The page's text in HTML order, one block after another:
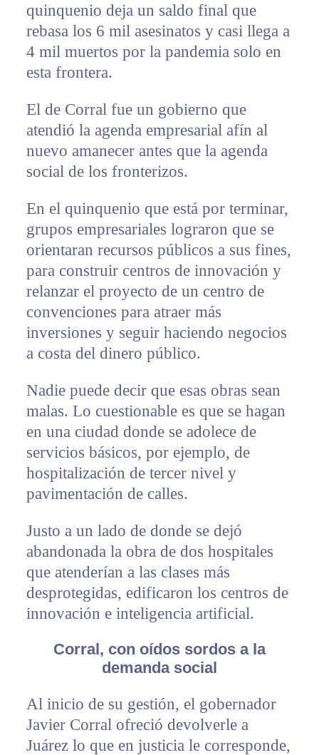
quinquenio deja un saldo final que
rebasa los 6 mil asesinatos y casi llega a
4 mil muertos por la pandemia solo en
esta frontera.
El de Corral fue un gobierno que
atendió la agenda empresarial afín al
nuevo amanecer antes que la agenda
social de los fronterizos.
En el quinquenio que está por terminar,
grupos empresariales lograron que se
orientaran recursos públicos a sus fines,
para construir centros de innovación y
relanzar el proyecto de un centro de
convenciones para atraer más
inversiones y seguir haciendo negocios
a costa del dinero público.
Nadie puede decir que esas obras sean
malas. Lo cuestionable es que se hagan
en una ciudad donde se adolece de
servicios básicos, por ejemplo, de
hospitalización de tercer nivel y
pavimentación de calles.
Justo a un lado de donde se dejó
abandonada la obra de dos hospitales
que atenderían a las clases más
desprotegidas, edificaron los centros de
innovación e inteligencia artificial.
Corral, con oídos sordos a la
demanda social
Al inicio de su gestión, el gobernador
Javier Corral ofreció devolverle a
Juárez lo que en justicia le corresponde,